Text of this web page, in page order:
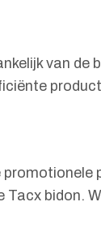
van
bidon.